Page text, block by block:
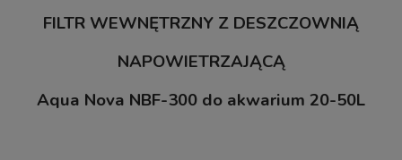
FILTR WEWNĘTRZNY Z DESZCZOWNIĄ
NAPOWIETRZAJĄCĄ
Aqua Nova NBF-300 do akwarium 20-50L